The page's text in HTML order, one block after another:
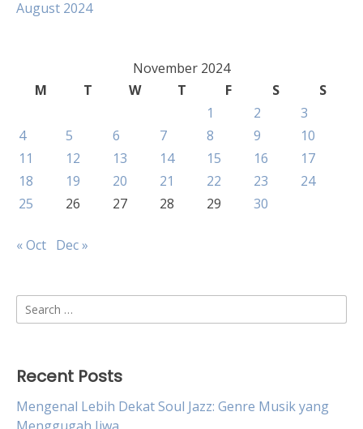
August 2024
November 2024
M
T W T F S
S
1
2
3
4
5 6 7 8 9
10
11
12 13 14 15 16
17
18
19 20 21 22 23
24
25
26 27 28 29 30
« Oct Dec »
Search
for:
Recent Posts
Mengenal Lebih Dekat Soul Jazz: Genre Musik yang